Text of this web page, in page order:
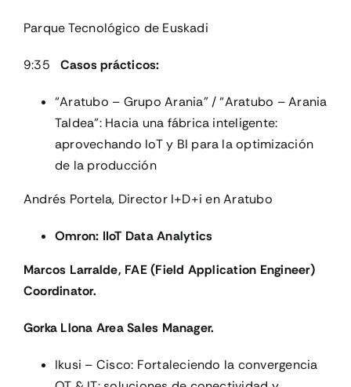
Parque Tecnológico de Euskadi
9:35 Casos prácticos:
“Aratubo – Grupo Arania” / “Aratubo – Arania
Taldea”: Hacia una fábrica inteligente:
aprovechando IoT y BI para la optimización
de la producción
Andrés Portela, Director I+D+i en Aratubo
Omron: IIoT Data Analytics
Marcos Larralde, FAE (Field Application Engineer)
Coordinator.
Gorka Llona Area Sales Manager.
Ikusi – Cisco: Fortaleciendo la convergencia